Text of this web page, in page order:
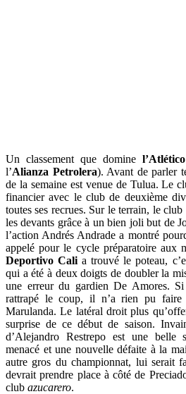
Un classement que domine
l’Alianza Petrolera). Avant de parler
de la semaine est venue de Tulua. Le
financier avec le club de deuxième
toutes ses recrues. Sur le terrain, le club
les devants grâce à un bien joli but de
l’action Andrés Andrade a montré
appelé pour le cycle préparatoire aux
Deportivo Cali a trouvé le poteau,
qui a été à deux doigts de doubler la
une erreur du gardien De Amores.
rattrapé le coup, il n’a rien pu
Marulanda. Le latéral droit plus
surprise de ce début de saison.
d’Alejandro Restrepo est une belle
menacé et une nouvelle défaite à la
autre gros du championnat, lui serait
devrait prendre place à côté de
club azucarero.